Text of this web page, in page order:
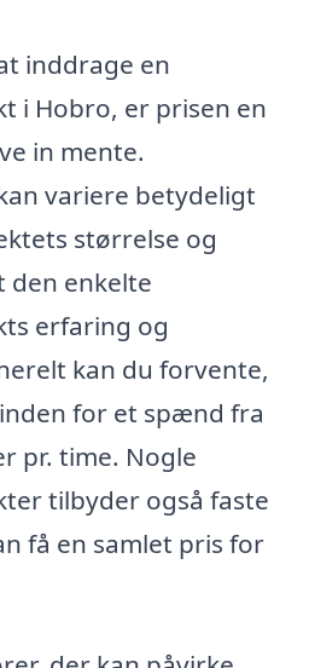
inddrage en
i Hobro, er prisen en
in mente.
variere betydeligt
størrelse og
den enkelte
erfaring og
kan du forvente,
for et spænd fra
pr. time. Nogle
tilbyder også faste
få en samlet pris for